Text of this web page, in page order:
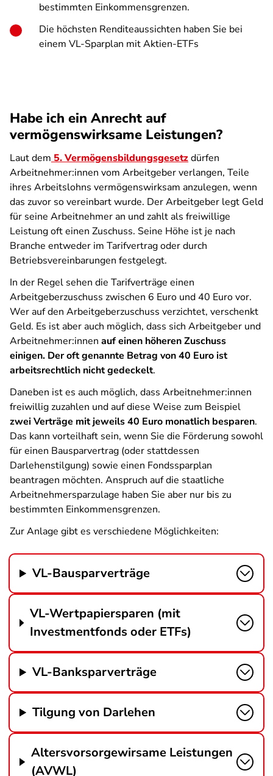
bestimmten Einkommensgrenzen.
Die höchsten Renditeaussichten haben Sie bei
einem VL-Sparplan mit Aktien-ETFs
Habe ich ein Anrecht auf
vermögenswirksame Leistungen?
Laut dem 5. Vermögensbildungsgesetzdürfen
Arbeitnehmer:innen vom Arbeitgeber verlangen, Teile
ihres Arbeitslohns vermögenswirksam anzulegen, wenn
das zuvor so vereinbart wurde. Der Arbeitgeber legt Geld
für seine Arbeitnehmer an und zahlt als freiwillige
Leistung oft einen Zuschuss. Seine Höhe ist je nach
Branche entweder im Tarifvertrag oder durch
Betriebsvereinbarungen festgelegt.
In der Regel sehen die Tarifverträge einen
Arbeitgeberzuschuss zwischen 6 Euro und 40 Euro vor.
Wer auf den Arbeitgeberzuschuss verzichtet, verschenkt
Geld. Es ist aber auch möglich, dass sich Arbeitgeber und
Arbeitnehmer:innen auf einen höheren Zuschuss
einigen. Der oft genannte Betrag von 40 Euro ist
arbeitsrechtlich nicht gedeckelt.
Daneben ist es auch möglich, dass Arbeitnehmer:innen
freiwillig zuzahlen und auf diese Weise zum Beispiel
zwei Verträge mit jeweils 40 Euro monatlich besparen.
Das kann vorteilhaft sein, wenn Sie die Förderung sowohl
für einen Bausparvertrag (oder stattdessen
Darlehenstilgung) sowie einen Fondssparplan
beantragen möchten. Anspruch auf die staatliche
Arbeitnehmersparzulage haben Sie aber nur bis zu
bestimmten Einkommensgrenzen.
Zur Anlage gibt es verschiedene Möglichkeiten:
VL-Bausparverträge
VL-Wertpapiersparen (mit
Investmentfonds oder ETFs)
VL-Banksparverträge
Tilgung von Darlehen
Altersvorsorgewirsame Leistungen
(AVWL)